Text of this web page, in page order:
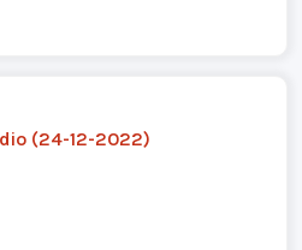
(24-12-2022)